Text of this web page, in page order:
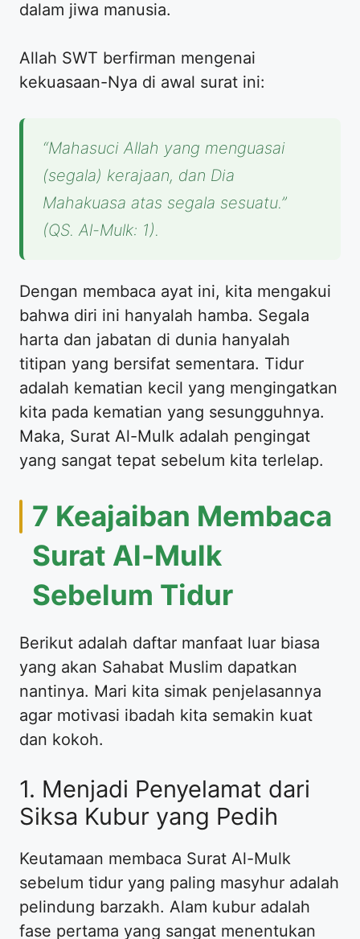
dalam jiwa manusia.
Allah SWT berfirman mengenai
kekuasaan-Nya di awal surat ini:
“Mahasuci Allah yang menguasai
(segala) kerajaan, dan Dia
Mahakuasa atas segala sesuatu.”
(QS. Al-Mulk: 1).
Dengan membaca ayat ini, kita mengakui
bahwa diri ini hanyalah hamba. Segala
harta dan jabatan di dunia hanyalah
titipan yang bersifat sementara. Tidur
adalah kematian kecil yang mengingatkan
kita pada kematian yang sesungguhnya.
Maka, Surat Al-Mulk adalah pengingat
yang sangat tepat sebelum kita terlelap.
7 Keajaiban Membaca
Surat Al-Mulk
Sebelum Tidur
Berikut adalah daftar manfaat luar biasa
yang akan Sahabat Muslim dapatkan
nantinya. Mari kita simak penjelasannya
agar motivasi ibadah kita semakin kuat
dan kokoh.
1. Menjadi Penyelamat dari
Siksa Kubur yang Pedih
Keutamaan membaca Surat Al-Mulk
sebelum tidur yang paling masyhur adalah
pelindung barzakh. Alam kubur adalah
fase pertama yang sangat menentukan